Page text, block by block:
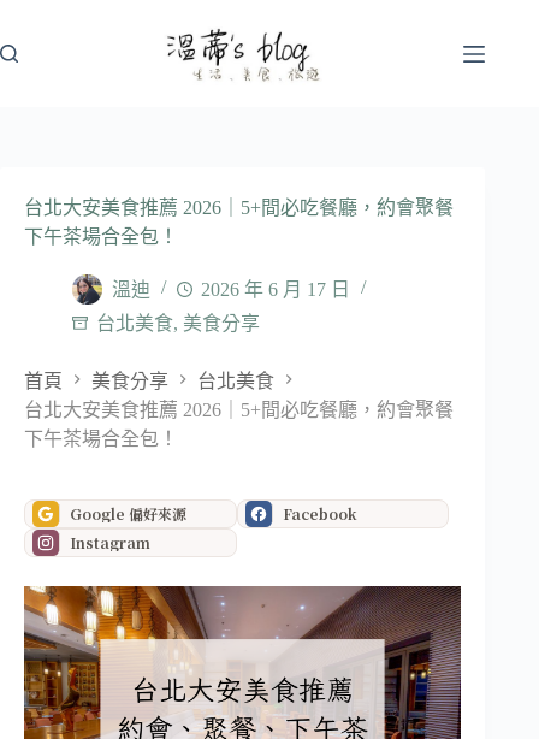
至
台北大安美食推薦 2026｜5+間必吃餐廳，約會聚餐
下午茶場合全包！
溫迪
2026 年 6 月 17 日
台北美食, 美食分享
首頁 美食分享
台北美食
台北大安美食推薦 2026｜5+間必吃餐廳，約會聚餐
下午茶場合全包！
Google 偏好來源
Facebook
Instagram